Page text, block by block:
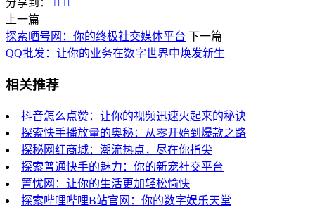
分享到：
上一篇
探索晒号网：你的终极社交媒体平台 下一篇
QQ批发：让你的业务在数字世界中焕发新生
相关推荐
抖音怎么点赞：让你的视频迅速火起来的秘诀
探索快手播放量的奥秘：从零开始到爆款之路
探秘网红商城：潮流热点，尽在你指尖
探索普通快手的魅力：你的新宠社交平台
箐忧网：让你的生活更加轻松愉快
探索哔哩哔哩B站官网：你的数字娱乐天堂